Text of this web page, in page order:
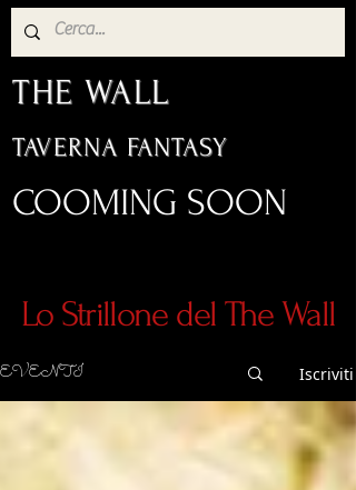
THE WALL
TAVERNA FANTASY
COOMING SOON
Lo Strillone del The Wall
EVENTI Iscriviti